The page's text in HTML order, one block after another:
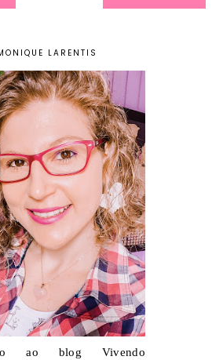
LARENTIS
ao blog Vivendo